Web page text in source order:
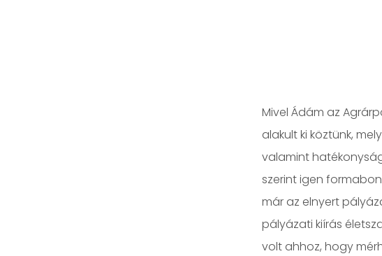
Mivel Ádám az
alakult ki köztünk,
valamint
szerint igen
már az elnyert
pályázati kiírás
volt ahhoz, hogy